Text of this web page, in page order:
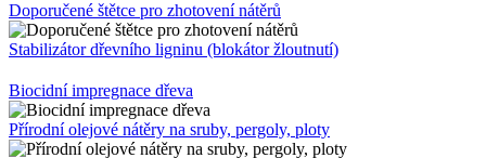
Doporučené štětce pro zhotovení nátěrů
Stabilizátor dřevního ligninu (blokátor žloutnutí)
Biocidní impregnace dřeva
Přírodní olejové nátěry na sruby, pergoly, ploty